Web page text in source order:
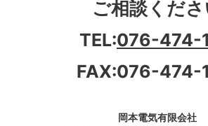
ご相談くだ
TEL:076-474-
FAX:076-474-
岡本電気有限会社